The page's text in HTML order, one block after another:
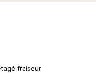
fraiseur